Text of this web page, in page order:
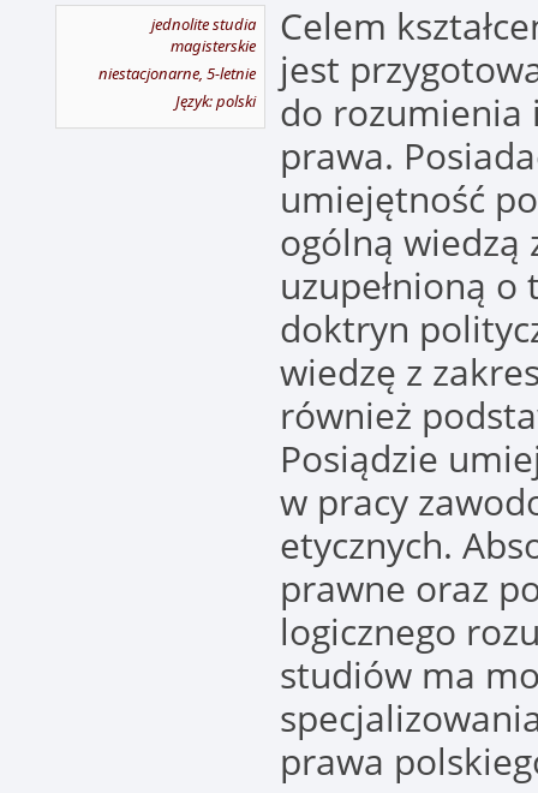
jednolite studia
magisterskie
niestacjonarne, 5-letnie
Język: polski
Celem
jest
do rozumienia
prawa.
umiejętność
ogólną wiedzą
uzupełnioną
doktryn
wiedzę z
również
Posiądzie
w pracy
etycznych.
prawne oraz
logicznego
studiów ma
prawa